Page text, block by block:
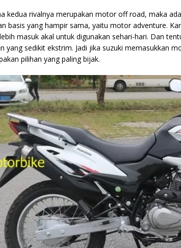
kedua rivalnya merupakan motor off road, maka
basis yang hampir sama, yaitu motor adventure.
masuk akal untuk digunakan sehari-hari. Dan
yang sedikit ekstrim. Jadi jika suzuki memasukkan
pilihan yang paling bijak.